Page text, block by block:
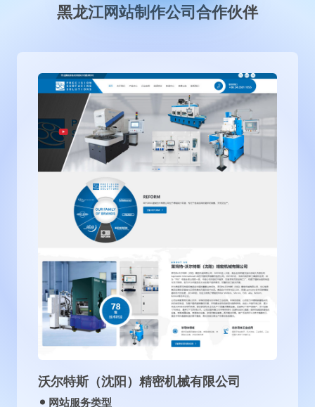
黑龙江网站制作公司合作伙伴
北京国旺律师事务所
网站服务类型